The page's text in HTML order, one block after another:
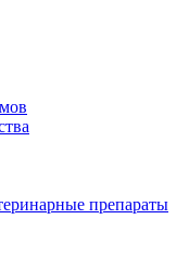
препараты